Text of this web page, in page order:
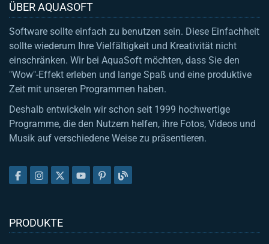
ÜBER AQUASOFT
Software sollte einfach zu benutzen sein. Diese Einfachheit
sollte wiederum Ihre Vielfältigkeit und Kreativität nicht
einschränken. Wir bei AquaSoft möchten, dass Sie den
"Wow"-Effekt erleben und lange Spaß und eine produktive
Zeit mit unseren Programmen haben.
Deshalb entwickeln wir schon seit 1999 hochwertige
Programme, die den Nutzern helfen, ihre Fotos, Videos und
Musik auf verschiedene Weise zu präsentieren.
PRODUKTE